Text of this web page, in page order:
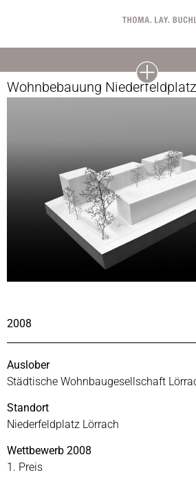
Wohnbebauung
2008
Auslober
Städtische Wohnbaugesellschaft
Standort
Niederfeldplatz Lörrach
Wettbewerb 2008
1. Preis